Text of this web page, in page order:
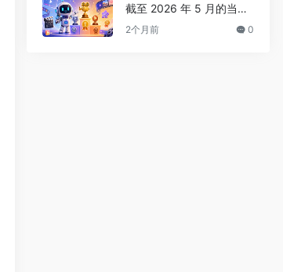
截至 2026 年 5 月的当前
格局与选型
2个月前 0